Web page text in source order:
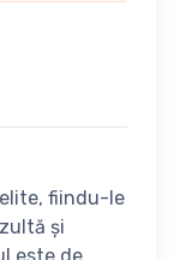
fiindu-le
și